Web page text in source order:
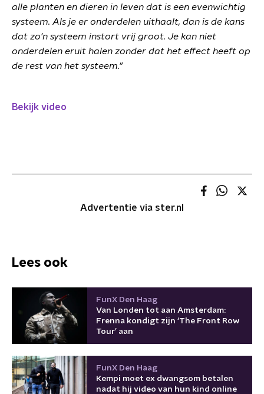
alle planten en dieren in leven dat is een evenwichtig
systeem. Als je er onderdelen uithaalt, dan is de kans
dat zo'n systeem instort vrij groot. Je kan niet
onderdelen eruit halen zonder dat het effect heeft op
de rest van het systeem."
Bekijk video
Advertentie via ster.nl
Lees ook
FunX Den Haag
Van Londen tot aan Amsterdam:
Frenna kondigt zijn ‘The Front Row
Tour’ aan
FunX Den Haag
Kempi moet ex dwangsom betalen
nadat hij video van hun kind online